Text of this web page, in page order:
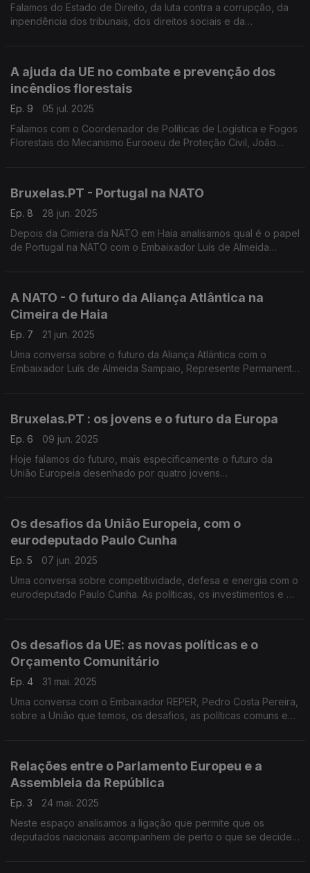
Falamos do Estado de Direito, da luta contra a corrupção, da
inpendência dos tribunais, dos direitos sociais e da
A ajuda da UE no combate e prevenção dos
incêndios florestais
Ep. 9
05 jul. 2025
Falamos com o Coordenador de Políticas de Logística e Fogos
Florestais do Mecanismo Eurooeu de Proteção Civil, João
Bruxelas.PT - Portugal na NATO
Ep. 8
28 jun. 2025
Depois da Cimiera da NATO em Haia analisamos qual é o papel
de Portugal na NATO com o Embaixador Luís de Almeida
A NATO - O futuro da Aliança Atlântica na
Cimeira de Haia
Ep. 7
21 jun. 2025
Uma conversa sobre o futuro da Aliança Atlântica com o
Embaixador Luís de Almeida Sampaio, Represente Permanente
Bruxelas.PT : os jovens e o futuro da Europa
Ep. 6
09 jun. 2025
Hoje falamos do futuro, mais especificamente o futuro da
União Europeia desenhado por quatro jovens
Os desafios da União Europeia, com o
eurodeputado Paulo Cunha
Ep. 5
07 jun. 2025
Uma conversa sobre competitividade, defesa e energia com o
eurodeputado Paulo Cunha. As políticas, os investimentos e o
Os desafios da UE: as novas políticas e o
Orçamento Comunitário
Ep. 4
31 mai. 2025
Uma conversa com o Embaixador REPER, Pedro Costa Pereira,
sobre a União que temos, os desafios, as políticas comuns e
Relações entre o Parlamento Europeu e a
Assembleia da República
Ep. 3
24 mai. 2025
Neste espaço analisamos a ligação que permite que os
deputados nacionais acompanhem de perto o que se decide